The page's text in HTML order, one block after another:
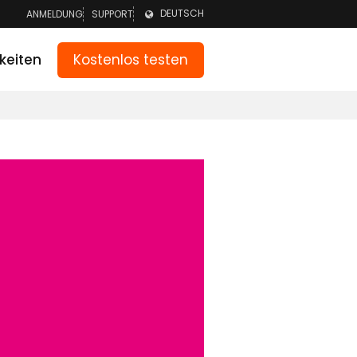
ANMELDUNG
ANMELDEN TEAM
ELTERN
SUPPORT DEUTSCH
NEDERLANDS
ENGLISH
Kostenlos testen